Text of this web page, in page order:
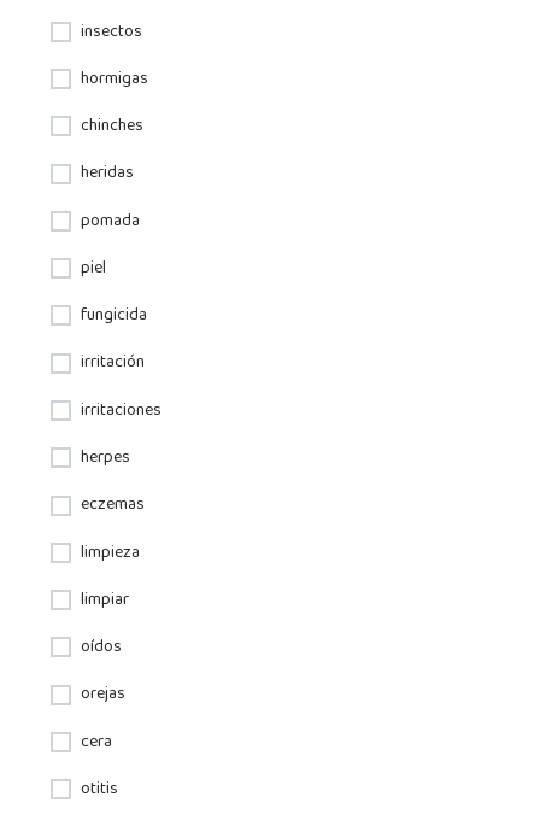
insectos
hormigas
chinches
heridas
pomada
piel
fungicida
irritación
irritaciones
herpes
eczemas
limpieza
limpiar
oídos
orejas
cera
otitis